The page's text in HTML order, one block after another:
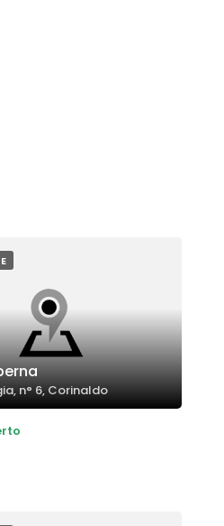
n° 6, Corinaldo